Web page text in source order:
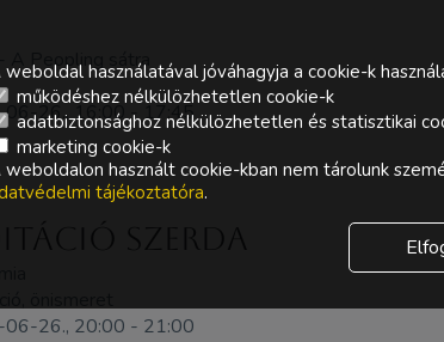
A Peopling sátra
06-26., 16:00 - 17:45
Szerda
önismeret
06-26., 20:00 - 21:00
weboldal használatával jóváhagyja a cookie-k
működéshez nélkülözhetetlen cookie-k
adatbiztonsághoz nélkülözhetetlen és statisztikai
marketing cookie-k
weboldalon használt cookie-kban nem tárolunk
tájékoztatóra.